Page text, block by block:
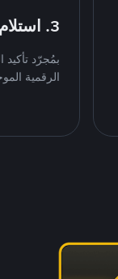
3. استلام العملات الرقمية
بمُجرّد تأكيد
الرقمية